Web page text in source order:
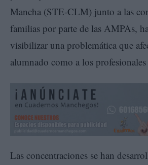
Mancha (STE-CLM) junto a las
familias por parte de las AMPAs,
visibilizar una problemática que
alumnado como a los profesionales
Las concentraciones se han